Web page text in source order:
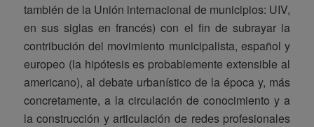
también de la Unión internacional de municipios: UIV,
en sus siglas en francés) con el fin de subrayar la
contribución del movimiento municipalista, español y
europeo (la hipótesis es probablemente extensible al
americano), al debate urbanístico de la época y, más
concretamente, a la circulación de conocimiento y a
la construcción y articulación de redes profesionales